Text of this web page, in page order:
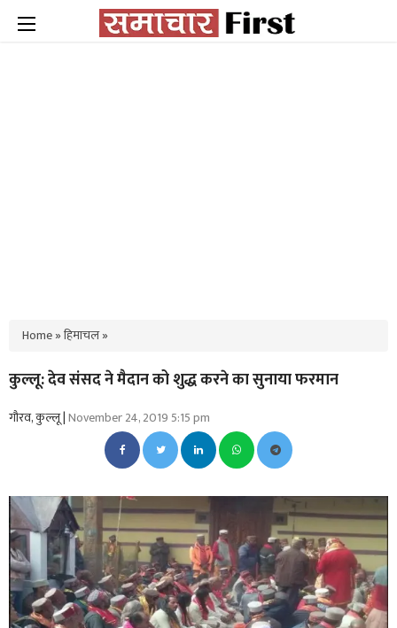
Home»हिमाचल»
कुल्लू: देव संसद ने मैदान को शुद्ध करने का सुनाया फरमान
गौरव, कुल्लू |November 24, 2019 5:15 pm